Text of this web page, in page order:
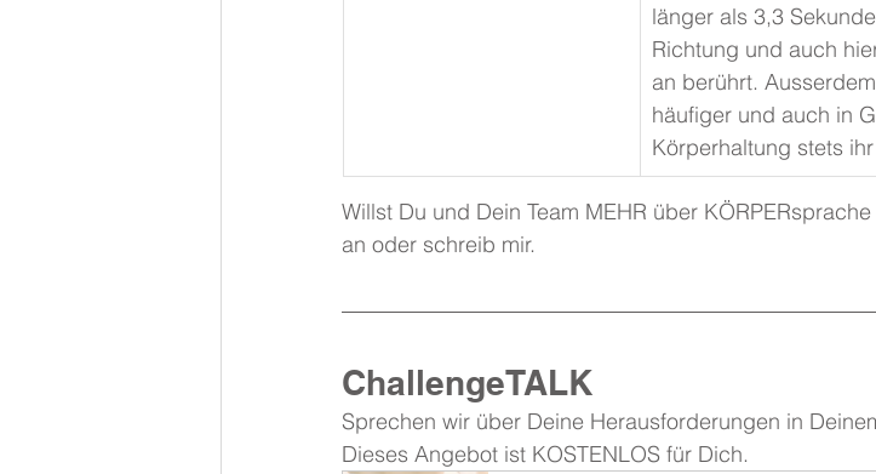
länger als 3,3
Richtung und auch
an berührt.
häufiger und auch in
Körperhaltung stets
Willst Du und Dein Team MEHR über
an oder schreib mir.
ChallengeTALK
Sprechen wir über Deine Herausforderungen in
Dieses Angebot ist KOSTENLOS für Dich.